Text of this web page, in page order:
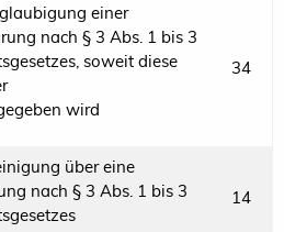
einer
nach § 3 Abs. 1 bis 3
soweit diese
wird
34
über eine
nach § 3 Abs. 1 bis 3
14